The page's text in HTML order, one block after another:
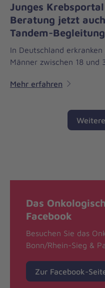
Junges
Beratung jetzt
Tandem-Begleitung
In Deutschland
Männer zwischen 18 und
Mehr erfahren
Das
Facebook
Besuchen Sie das
Bonn/Rhein-Sieg &
Zur Facebook-